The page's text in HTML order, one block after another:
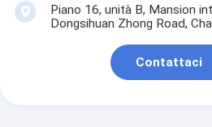
Piano 16, unità B, Mansion
Dongsihuan Zhong Road,
Contattaci